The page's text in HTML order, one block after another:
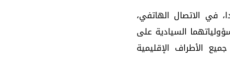
في الاتصال الهاتفي،
السيادية على
الأطراف الإقليمية